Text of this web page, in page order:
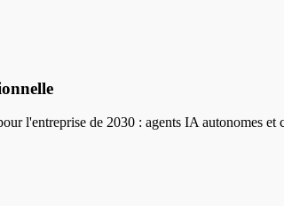
l'entreprise de 2030 : agents IA autonomes et